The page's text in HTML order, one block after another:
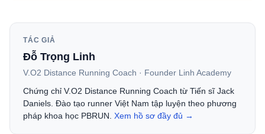
TÁC GIẢ
Đỗ Trọng Linh
V.O2 Distance Running Coach · Founder Linh Academy
Chứng chỉ V.O2 Distance Running Coach từ Tiến sĩ Jack
Daniels. Đào tạo runner Việt Nam tập luyện theo phương
pháp khoa học PBRUN. Xem hồ sơ đầy đủ →